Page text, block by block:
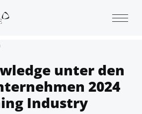
unter den
2024
Industry